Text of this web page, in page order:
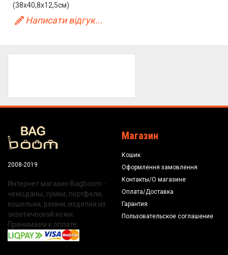
(38x40,8x12,5см)
Написати відгук...
2008-2019
Интернет магазин Bagboom -
чемоданы, сумки, портфели,
кошельки, ремни, изделия из
экзотической кожи.
Принимаем к оплате:
Магазин
Кошик
Оформлення замовлення
Контакты/О магазине
Оплата/Доставка
Гарантия
Пользовательское соглашение